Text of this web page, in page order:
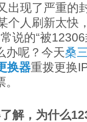
出现了严重的
个人刷新太快
说的“被
办呢？今天桑
换器重拨更换
解，为什么